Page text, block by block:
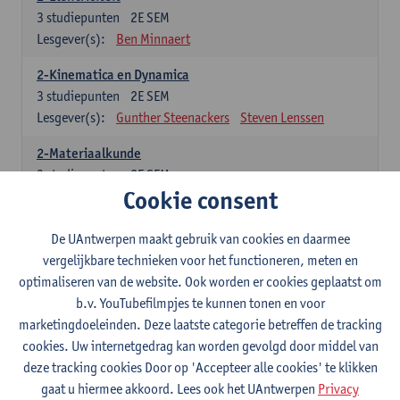
2E SEM
3 studiepunten
Lesgever(s):
Ben Minnaert
2-Kinematica en Dynamica
2E SEM
3 studiepunten
Lesgever(s):
Gunther Steenackers Steven Lenssen
2-Materiaalkunde
2E SEM
3studiepunten
Linda Beenaerts
2-Wiskunde
2E SEM
studiepunten
Lesgever(s):
Rudi Penne Jeffrey Cornelis
Kris Annaert
Stijn Dierckx
Annelies Fabri
Senne Ignoul
Specifiek deel
15 studiepunten
Cookie consent
De UAntwerpen maakt gebruik van cookies en daarmee
vergelijkbare technieken voor het functioneren, meten en
optimaliseren van de website. Ook worden er cookies geplaatst om
b.v. YouTubefilmpjes te kunnen tonen en voor
marketingdoeleinden. Deze laatste categorie betreffen de tracking
cookies. Uw internetgedrag kan worden gevolgd door middel van
deze tracking cookies Door op 'Accepteer alle cookies' te klikken
gaat u hiermee akkoord. Lees ook het UAntwerpen Privacy